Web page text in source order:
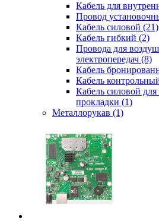
Кабель для
Провод
Кабель силовой (21)
Кабель гибкий (2)
Провода для
электропередач (8)
Кабель
Кабель
Кабель силовой
прокладки (1)
Металлорукав (1)